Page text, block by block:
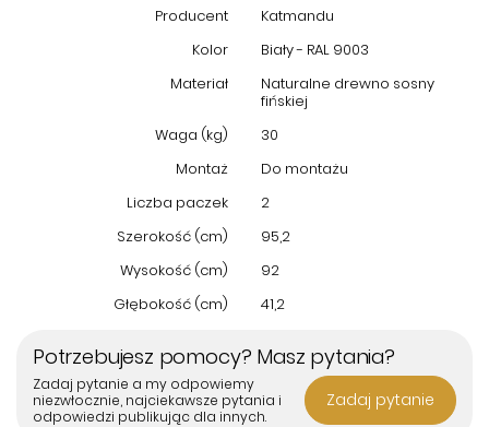
Producent
Katmandu
Kolor
Biały - RAL 9003
Materiał
Naturalne drewno sosny
fińskiej
Waga (kg)
30
Montaż
Do montażu
Liczba paczek
2
Szerokość (cm)
95,2
Wysokość (cm)
92
Głębokość (cm)
41,2
Potrzebujesz pomocy? Masz pytania?
Zadaj pytanie a my odpowiemy
niezwłocznie, najciekawsze pytania i
odpowiedzi publikując dla innych.
Zadaj pytanie